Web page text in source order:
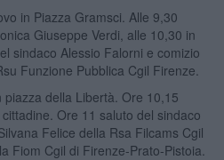
in Piazza Gramsci. Alle 9,30
Giuseppe Verdi, alle 10,30 in
sindaco Alessio Falorni e comizio
Funzione Pubblica Cgil Firenze.
piazza della Libertà. Ore 10,15
Ore 11 saluto del sindaco
Felice della Rsa Filcams Cgil
Fiom Cgil di Firenze-Prato-Pistoia.